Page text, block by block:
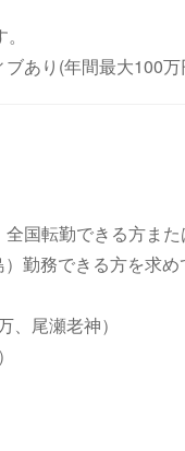
あり(年間最大100万
国転勤できる方ま
勤務できる方を求め
尾瀬老神）